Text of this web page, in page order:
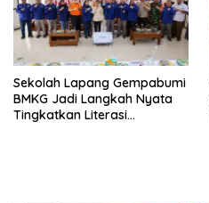
Sekolah Lapang Gempabumi
BMKG Jadi Langkah Nyata
Tingkatkan Literasi